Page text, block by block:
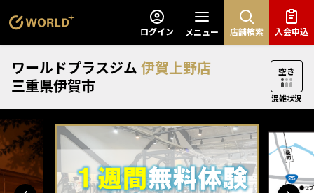
ログイン 店舗検索 入会申込
メニュー
ワールドプラスジム 伊賀上野店
三重県伊賀市
混雑状況